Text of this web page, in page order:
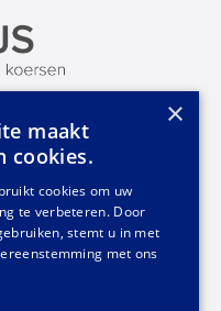
×
maakt
cookies.
cookies om uw
te verbeteren. Door
stemt u in met
met ons